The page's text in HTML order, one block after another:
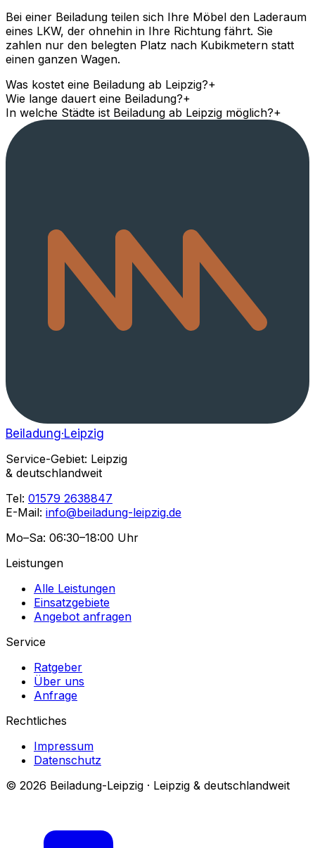
Bei einer Beiladung teilen sich Ihre Möbel den Laderaum
eines LKW, der ohnehin in Ihre Richtung fährt. Sie
zahlen nur den belegten Platz nach Kubikmetern statt
einen ganzen Wagen.
Was kostet eine Beiladung ab Leipzig?+
Wie lange dauert eine Beiladung?+
In welche Städte ist Beiladung ab Leipzig möglich?+
Beiladung·Leipzig
Service-Gebiet: Leipzig
& deutschlandweit
Tel: 01579 2638847
E-Mail: info@beiladung-leipzig.de
Mo–Sa: 06:30–18:00 Uhr
Leistungen
Alle Leistungen
Einsatzgebiete
Angebot anfragen
Service
Ratgeber
Über uns
Anfrage
Rechtliches
Impressum
Datenschutz
© 2026 Beiladung-Leipzig · Leipzig & deutschlandweit